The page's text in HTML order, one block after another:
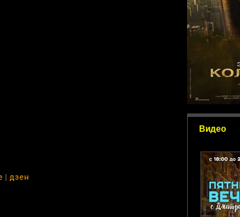
Видео
| дзен